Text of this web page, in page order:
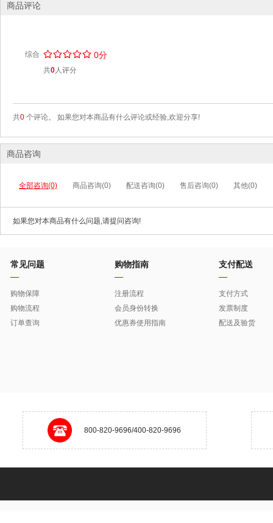
商品评论
综合 /////
..... 0分
共0人评分
共0 个评论。 如果您对本商品有什么评论或经验,欢迎分享!
商品咨询
全部咨询(0) 商品咨询(0) 配送咨询(0) 售后咨询(0) 其他(0)
如果您对本商品有什么问题,请提问咨询!
常见问题
购物保障
购物流程
订单查询
购物指南
注册流程
会员身份转换
优惠券使用指南
支付配送
支付方式
发票制度
配送及验货
800-820-9696/400-820-9696